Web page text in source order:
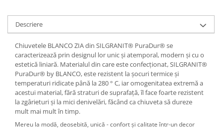
Descriere
Chiuvetele BLANCO ZIA din SILGRANIT® PuraDur® se
caracterizează prin designul lor unic și atemporal, modern și cu o
estetică liniară. Materialul din care este confecționat, SILGRANIT®
PuraDur® by BLANCO, este rezistent la șocuri termice și
temperaturi ridicate până la 280 ° C, iar omogenitatea extremă a
acestui material, fără straturi de suprafață, îl face foarte rezistent
la zgârieturi și la mici denivelări, făcând ca chiuveta să dureze
mult mai mult în timp.
Mereu la modă, deosebită, unică - confort și calitate într-un decor